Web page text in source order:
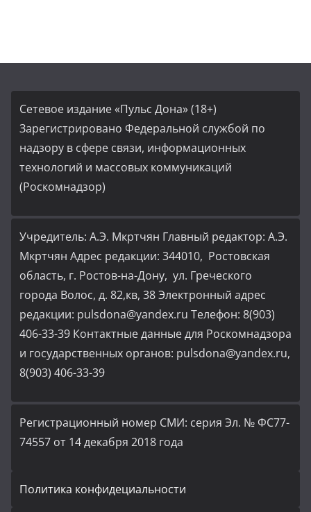
Сетевое издание «Пульс Дона» (18+)
Зарегистрировано Федеральной службой по
надзору в сфере связи, информационных
технологий и массовых коммуникаций
(Роскомнадзор)
Учредитель: А.Э. Мкртчян Главный редактор: А.Э.
Мкртчян Адрес редакции: 344010, Ростовская
область, г. Ростов-на-Дону, ул. Греческого
города Волос, д. 82,кв, 38 Электронный адрес
редакции: pulsdona@yandex.ru Телефон: 8(903)
406-33-39 Контактные данные для Роскомнадзора
и государственных органов: pulsdona@yandex.ru,
8(903) 406-33-39
Регистрационный номер СМИ: серия Эл. № ФС77-
74557 от 14 декабря 2018 года
Политика конфидециальности